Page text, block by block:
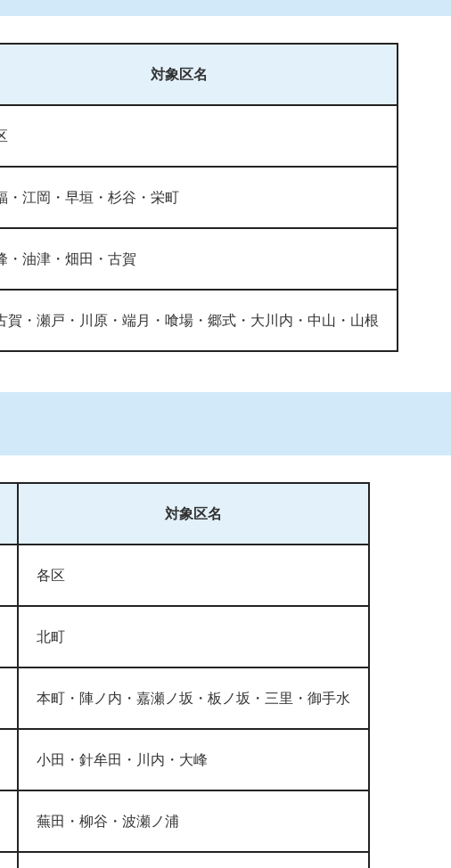
対象区名
・江岡・早垣・杉谷・栄町
・油津・畑田・古賀
賀・瀬戸・川原・端月・喰場・郷式・大川内・中山・山根
対象区名
各区
北町
本町・陣ノ内・嘉瀬ノ坂・板ノ坂・三里・御手水
小田・針牟田・川内・大峰
蕪田・柳谷・波瀬ノ浦